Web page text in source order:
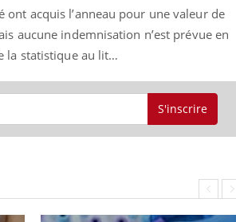
acquis l’anneau pour une valeur de
aucune indemnisation n’est prévue en
la statistique au lit…
S'inscrire